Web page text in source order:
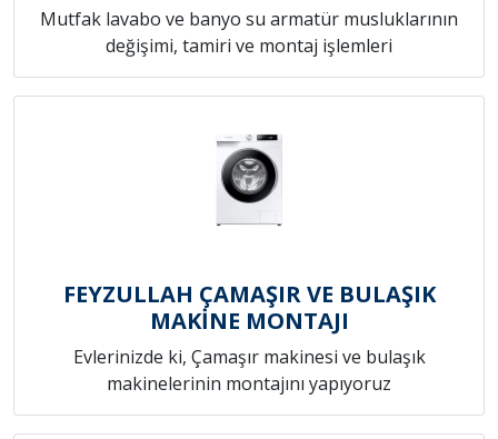
Mutfak lavabo ve banyo su armatür musluklarının
değişimi, tamiri ve montaj işlemleri
FEYZULLAH ÇAMAŞIR VE BULAŞIK
MAKİNE MONTAJI
Evlerinizde ki, Çamaşır makinesi ve bulaşık
makinelerinin montajını yapıyoruz